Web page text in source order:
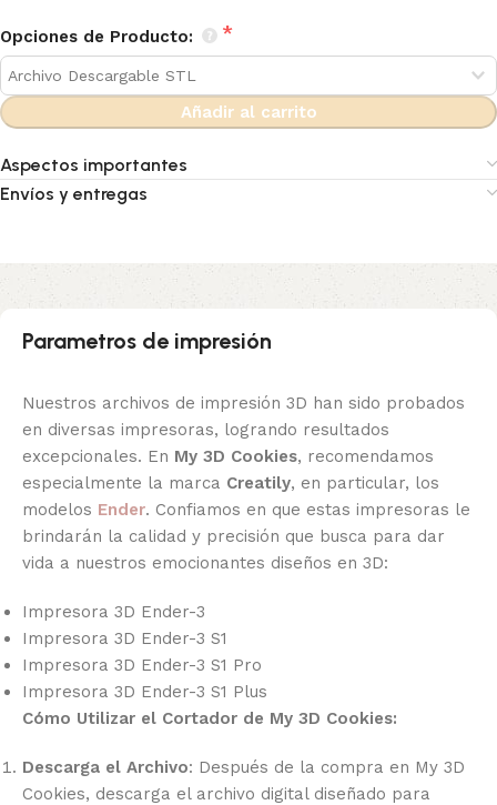
Opciones de Producto:
Añadir al carrito
Aspectos importantes
Envíos y entregas
Parametros de impresión
Nuestros archivos de impresión 3D han sido probados
en diversas impresoras, logrando resultados
excepcionales. En My 3D Cookies, recomendamos
especialmente la marca Creatily, en particular, los
modelos Ender. Confiamos en que estas impresoras le
brindarán la calidad y precisión que busca para dar
vida a nuestros emocionantes diseños en 3D:
Impresora 3D Ender-3
Impresora 3D Ender-3 S1
Impresora 3D Ender-3 S1 Pro
Impresora 3D Ender-3 S1 Plus
Cómo Utilizar el Cortador de My 3D Cookies:
Descarga el Archivo: Después de la compra en My 3D
Cookies, descarga el archivo digital diseñado para